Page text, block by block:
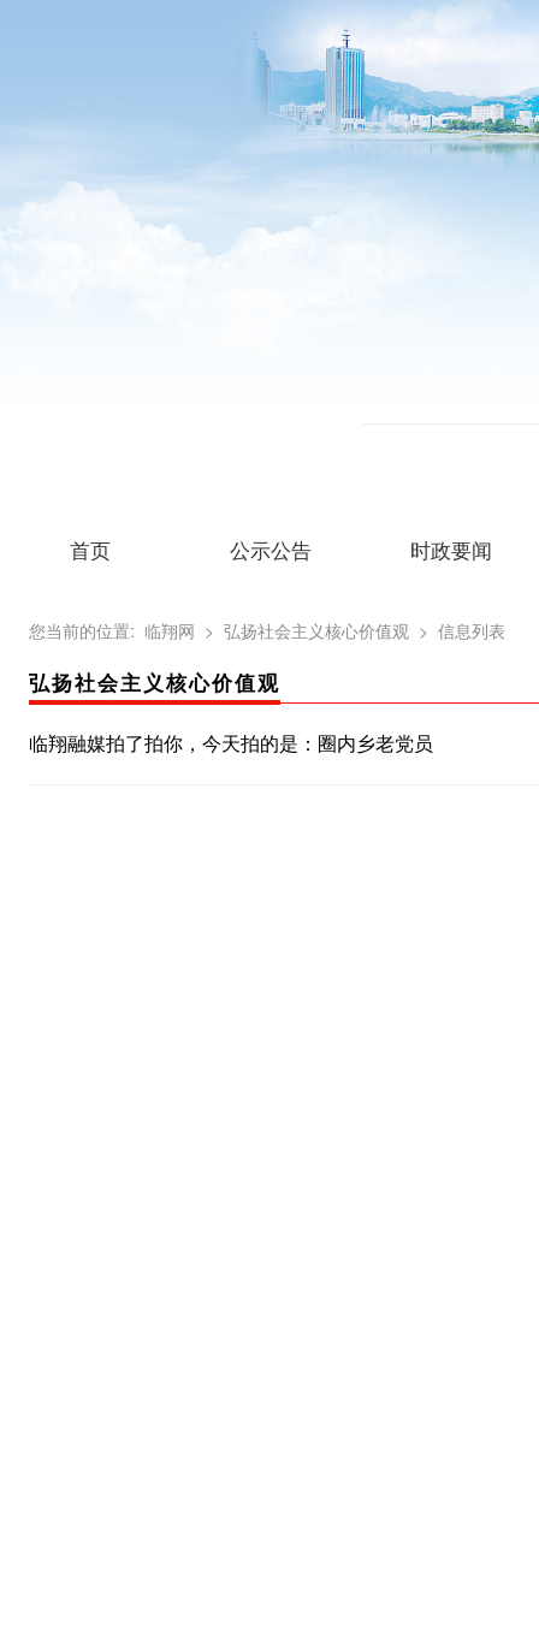
首页 公示公告 时政要闻
您当前的位置: 临翔网 > 弘扬社会主义核心价值观 > 信息列表
弘扬社会主义核心价值观
临翔融媒拍了拍你，今天拍的是：圈内乡老党员